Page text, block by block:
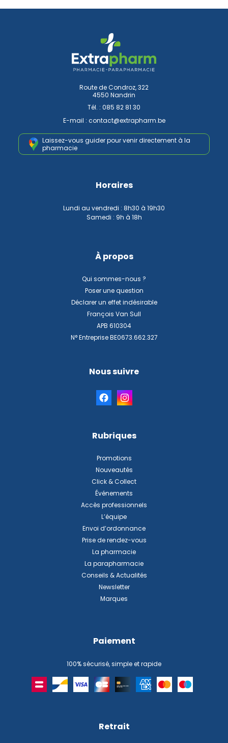
Route de Condroz, 322
4550 Nandrin
Tél. : 085 82 81 30
E-mail : contact@extrapharm.be
Laissez-vous guider pour venirdirectement à la
pharmacie
Horaires
Lundi au vendredi : 8h30 à 19h30
Samedi : 9h à 18h
À propos
Qui sommes-nous ?
Poser une question
Déclarer un effet indésirable
François Van Sull
APB 610304
N° Entreprise BE0673.662.327
Nous suivre
Rubriques
Promotions
Nouveautés
Click & Collect
Événements
Accès professionnels
L’équipe
Envoi d’ordonnance
Prise de rendez-vous
La pharmacie
La parapharmacie
Conseils & Actualités
Newsletter
Marques
Paiement
100% sécurisé, simple et rapide
Retrait